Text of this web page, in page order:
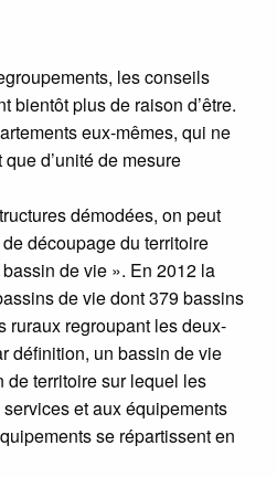
les conseils
bientôt plus de raison d’être.
eux-mêmes, qui ne
d’unité de mesure
démodées, on peut
découpage du territoire
de vie ». En 2012 la
de vie dont 379 bassins
ruraux regroupant les deux-
définition, un bassin de vie
de territoire sur lequel les
et aux équipements
se répartissent en